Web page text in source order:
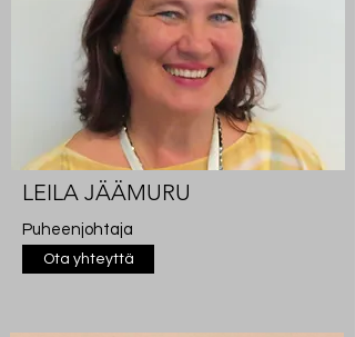
LEILA JÄÄMURU
Puheenjohtaja
Ota yhteyttä